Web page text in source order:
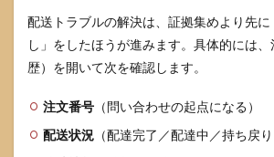
配送トラブルの解決は、証拠集めより先
し」をしたほうが進みます。具体的には
歴）を開いて次を確認します。
注文番号 （問い合わせの起点になる）
配送状況 （配達完了／配達中／持ち戻り